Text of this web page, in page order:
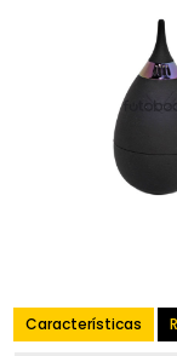
Características